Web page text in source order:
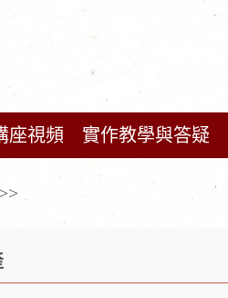
座視頻 實作教學與答疑
>>